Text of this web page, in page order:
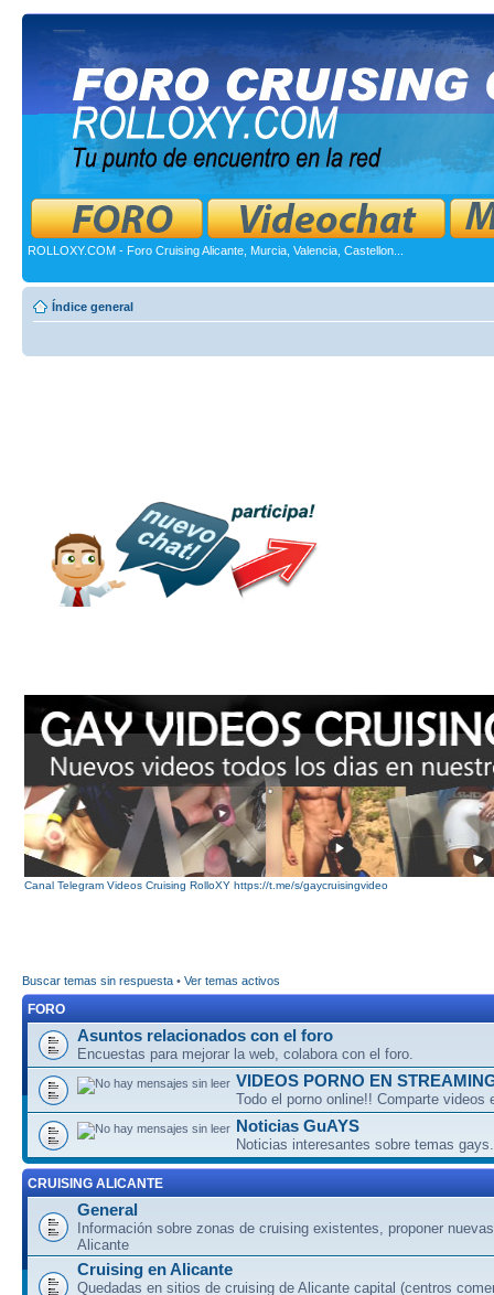
ROLLOXY.COM - Foro Cruising Alicante, Murcia, Valencia, Castellon...
Índice general
Canal Telegram Videos Cruising RolloXY https://t.me/s/gaycruisingvideo
Buscar temas sin respuesta • Ver temas activos
FORO
Asuntos relacionados con el foro
Encuestas para mejorar la web, colabora con el foro.
VIDEOS PORNO EN
Todo el porno online!! Comparte videos
Noticias GuAYS
Noticias interesantes sobre temas
CRUISING ALICANTE
General
Información sobre zonas de cruising existentes, proponer
Alicante
Cruising en Alicante
Quedadas en sitios de cruising de Alicante capital (centros